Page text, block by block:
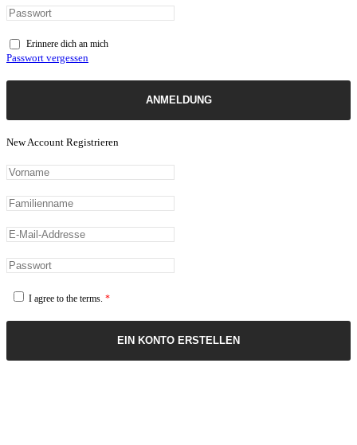
Erinnere dich an mich
Passwort vergessen
ANMELDUNG
New Account Registrieren
I agree to the terms. *
EIN KONTO ERSTELLEN